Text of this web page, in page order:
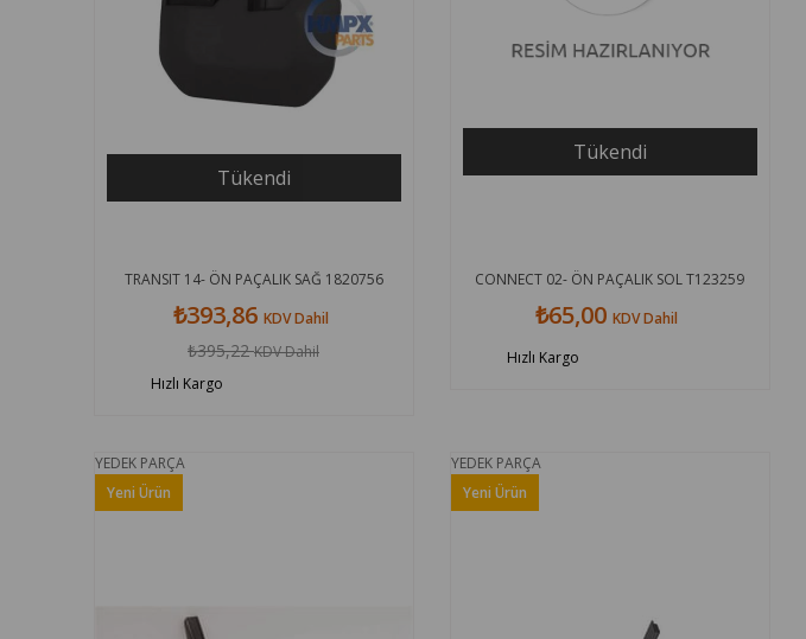
Tükendi
TRANSIT 14- ÖN PAÇALIK SAĞ 1820756
₺393,86 KDV Dahil
₺395,22KDV Dahil
Hızlı Kargo
Tükendi
CONNECT 02- ÖN PAÇALIK SOL T123259
₺65,00 KDV Dahil
Hızlı Kargo
YEDEK PARÇA
Yeni Ürün
YEDEK PARÇA
Yeni Ürün